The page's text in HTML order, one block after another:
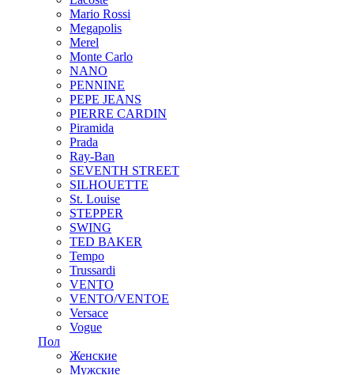
Mario Rossi
Megapolis
Merel
Monte Carlo
NANO
PENNINE
PEPE JEANS
PIERRE CARDIN
Piramida
Prada
Ray-Ban
SEVENTH STREET
SILHOUETTE
St. Louise
STEPPER
SWING
TED BAKER
Tempo
Trussardi
VENTO
VENTO/VENTOE
Versace
Vogue
Пол
Женские
Мужские